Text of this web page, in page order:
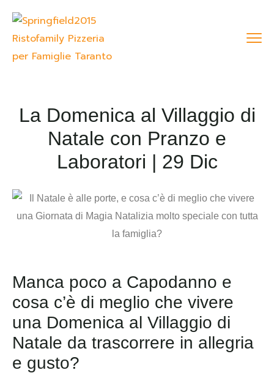
La Domenica al Villaggio di
Natale con Pranzo e
Laboratori | 29 Dic
Manca poco a Capodanno e
cosa c’è di meglio che vivere
una Domenica al Villaggio di
Natale da trascorrere in allegria
e gusto?